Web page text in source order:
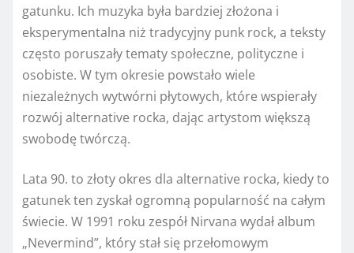
gatunku. Ich muzyka była bardziej złożona i
eksperymentalna niż tradycyjny punk rock, a teksty
często poruszały tematy społeczne, polityczne i
osobiste. W tym okresie powstało wiele
niezależnych wytwórni płytowych, które wspierały
rozwój alternative rocka, dając artystom większą
swobodę twórczą.
Lata 90. to złoty okres dla alternative rocka, kiedy to
gatunek ten zyskał ogromną popularność na całym
świecie. W 1991 roku zespół Nirvana wydał album
„Nevermind”, który stał się przełomowym